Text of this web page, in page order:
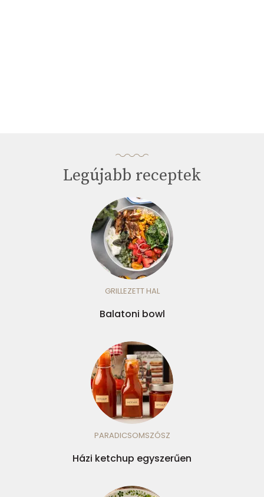
Legújabb receptek
GRILLEZETT HAL
Balatoni bowl
PARADICSOMSZÓSZ
Házi ketchup egyszerűen